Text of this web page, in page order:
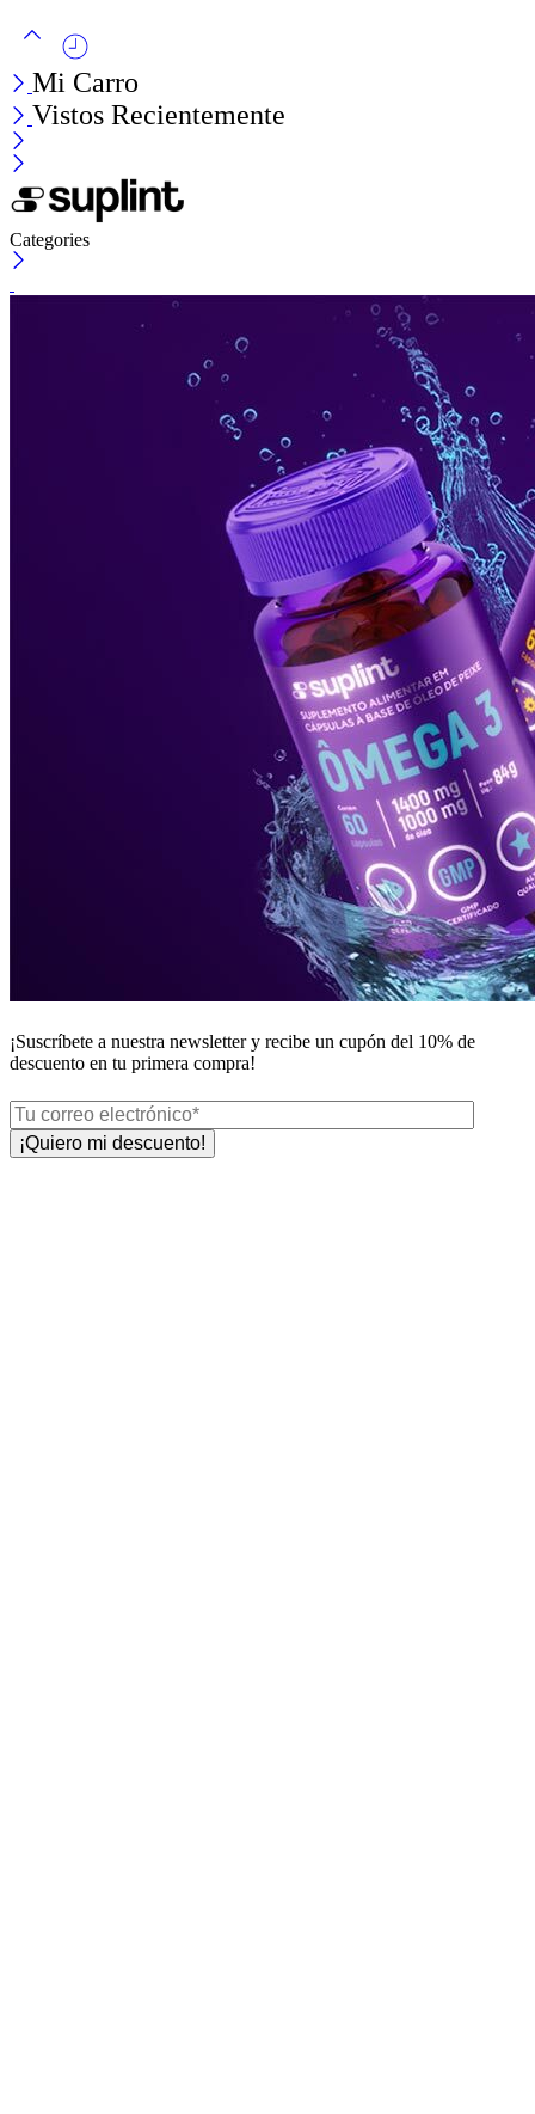
Mi Carro
Vistos Recientemente
Categories
¡Suscríbete a nuestra newsletter y recibe un cupón del 10% de
descuento en tu primera compra!